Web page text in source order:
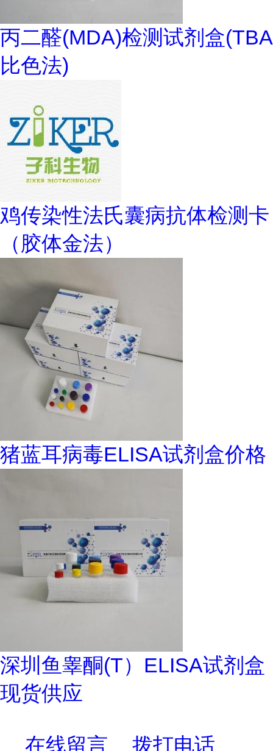
丙二醛(MDA)检测试剂盒(TBA
比色法)
鸡传染性法氏囊病抗体检测卡
（胶体金法）
猪蓝耳病毒ELISA试剂盒价格
深圳鱼睾酮(T）ELISA试剂盒
现货供应
在线留言 拨打电话